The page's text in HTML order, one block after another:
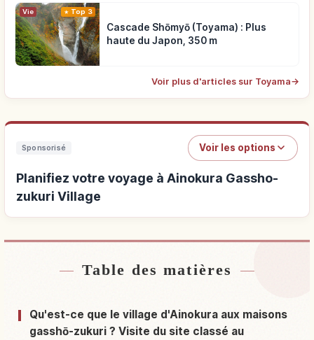
Vie Top 3
Cascade Shōmyō (Toyama) : Plus
haute du Japon, 350 m
Voir plus d'articles sur Toyama→
Sponsorisé Voir les options
Planifiez votre voyage à Ainokura Gassho-
zukuri Village
Hébergements près de Ainokura Gassho-
Activités à Ainokura Gassho-zukuri Village
Table des matières
Qu'est-ce que le village d'Ainokura aux maisons
gasshō-zukuri ? Visite du site classé au